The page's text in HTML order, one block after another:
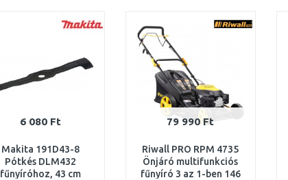
Összehasonlítás Összehasonlítás
6 080 Ft
Makita 191D43-8
Pótkés DLM432
fűnyíróhoz, 43 cm
79 990 Ft
Riwall PRO RPM 4735
Önjáró multifunkciós
fűnyíró 3 az 1-ben 146